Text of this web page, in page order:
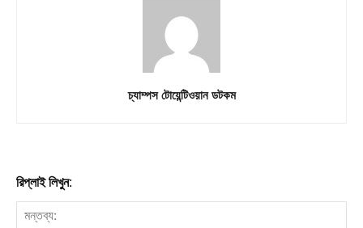
চ্যাম্পস টোয়েন্টিওয়ান ডটকম
রিপ্লাই লিখুন: